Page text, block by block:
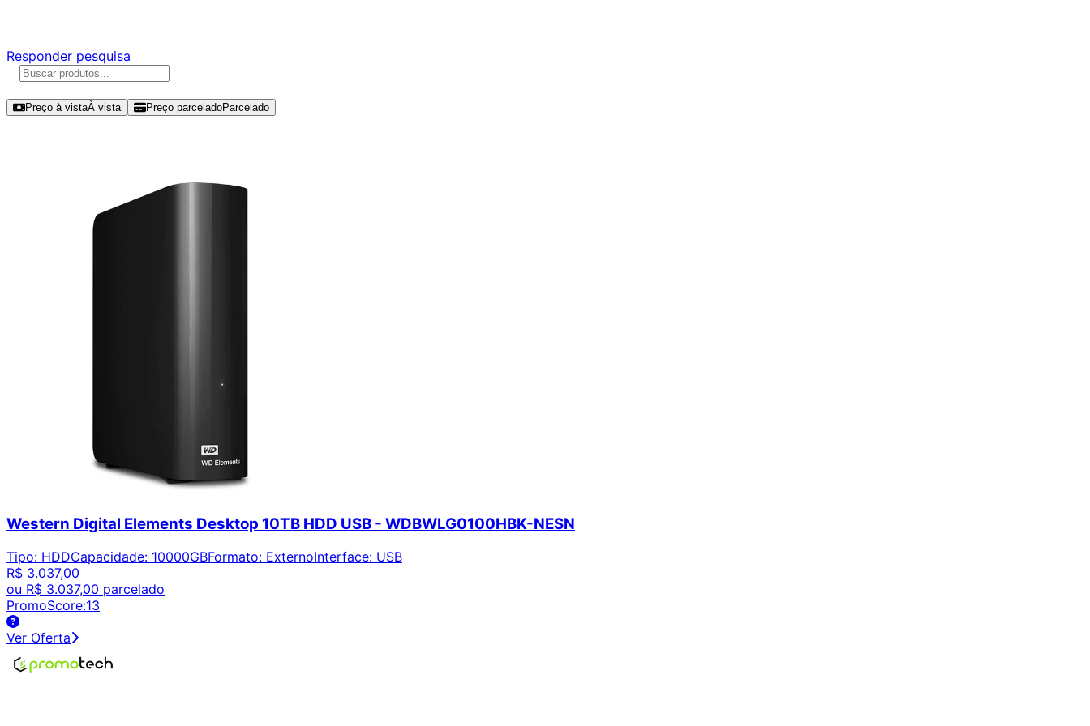
Responder pesquisa
Preço à vistaÀ vista Preço parceladoParcelado
Western Digital Elements Desktop 10TB HDD USB - WDBWLG0100HBK-NESN
Tipo: HDDCapacidade: 10000GBFormato: ExternoInterface: USB
R$ 3.037,00
ou R$ 3.037,00 parcelado
PromoScore:13
Ver Oferta